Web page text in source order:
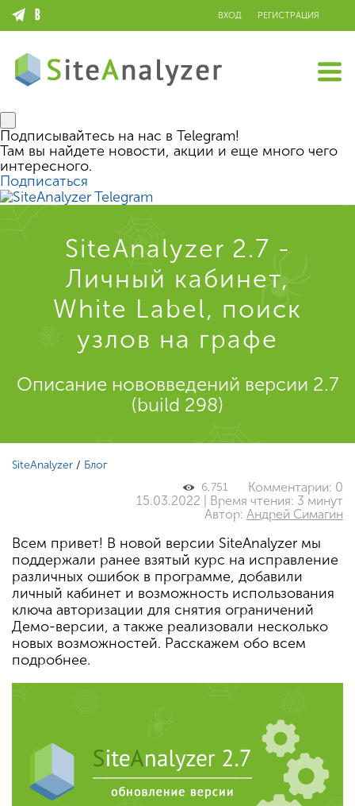
ВХОД РЕГИСТРАЦИЯ
Подписывайтесь на нас в Telegram!
Там вы найдете новости, акции и еще много чего
интересного.
Подписаться
SiteAnalyzer 2.7 -
Личный кабинет,
White Label, поиск
узлов на графе
Описание нововведений версии 2.7
(build 298)
SiteAnalyzer / Блог
Комментарии: 0
6,751
15.03.2022 | Время чтения: 3 минут
Автор: Андрей Симагин
Всем привет! В новой версии SiteAnalyzer мы
поддержали ранее взятый курс на исправление
различных ошибок в программе, добавили
личный кабинет и возможность использования
ключа авторизации для снятия ограничений
Демо-версии, а также реализовали несколько
новых возможностей. Расскажем обо всем
подробнее.